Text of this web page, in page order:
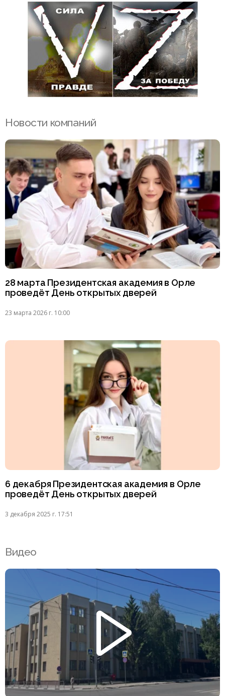
Новости компаний
28 марта Президентская академия в Орле
проведёт День открытых дверей
23 марта 2026 г. 10:00
6 декабря Президентская академия в Орле
проведёт День открытых дверей
3 декабря 2025 г. 17:51
Видео